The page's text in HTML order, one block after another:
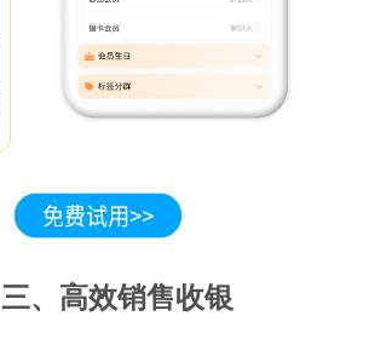
三、高效销售收银